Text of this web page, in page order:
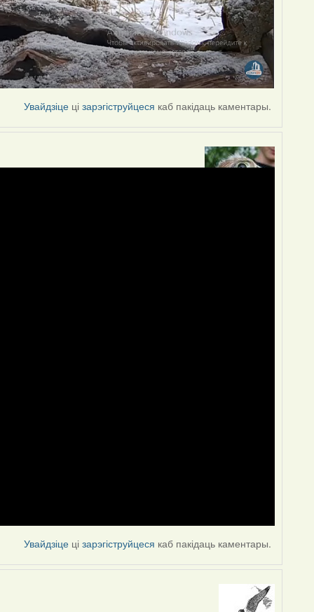
Увайдзіце цізарэгіструйцеся каб пакідаць каментары.
Увайдзіце цізарэгіструйцеся каб пакідаць каментары.